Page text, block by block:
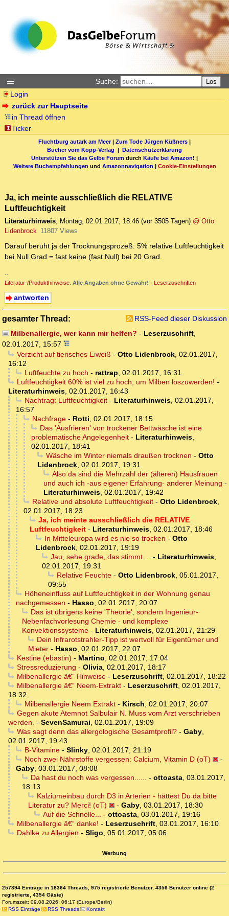
Suche: Los
Login
zurück zur Hauptseite
in Thread öffnen
Ticker
Fluchtburg autark am Meer| Zum Tode Jürgen Küßners |
Bücher vom Kopp-Verlag | Datenschutzerklärung
Unterstützen Sie das Gelbe Forum durch Käufe bei Amazon! |
Weitere Buchempfehlungen und Amazonnavigation | Cookie-Einstellungen
Ja, ich meinte ausschließlich die RELATIVE
Luftfeuchtigkeit
Literaturhinweis, Montag, 02.01.2017, 18:46 (vor 3505 Tagen) @ Otto
Lidenbrock 11807 Views
Darauf beruht ja der Trocknungsprozeß: 5% relative Luftfeuchtigkeit
bei Null Grad = fast keine (fast Null) bei 20 Grad.
--
Literatur-/Produkthinweise. Alle Angaben ohne Gewähr! - Leserzuschriften
antworten
gesamter Thread:
RSS-Feed dieser Diskussion
Milbenallergie, wer kann mir helfen? - Leserzuschrift,
02.01.2017, 15:57
Verzicht auf tierisches Eiweiß - Otto Lidenbrock, 02.01.2017,
16:12
Luftfeuchte zu hoch - rattrap, 02.01.2017, 16:31
Luftfeuchtigkeit 60% ist viel zu hoch, um Milben loszuwerden! -
Literaturhinweis, 02.01.2017, 16:43
Nachtrag: Luftfeuchtigkeit- Literaturhinweis, 02.01.2017,
16:57
Nachfrage- Rotti, 02.01.2017, 18:15
Das 'Ausfrieren' von trockener Bettwäsche ist eine
problematische Angelegenheit - Literaturhinweis,
02.01.2017, 18:41
Wäsche im Winter niemals draußen trocknen - Otto
Lidenbrock, 02.01.2017, 19:31
Also da sind die Mehrzahl der (älteren) Hausfrauen
und auch ich -aus eigener Erfahrung- anderer Meinung -
Literaturhinweis, 02.01.2017, 19:42
Relative und absolute Luftfeuchtigkeit- Otto Lidenbrock,
02.01.2017, 18:23
Ja, ich meinte ausschließlich die RELATIVE
Luftfeuchtigkeit - Literaturhinweis, 02.01.2017, 18:46
In Mitteleuropa wird es nie so trocken - Otto
Lidenbrock, 02.01.2017, 19:19
Jau, sehe grade, das stimmt ... - Literaturhinweis,
02.01.2017, 19:31
Relative Feuchte- Otto Lidenbrock, 05.01.2017,
09:55
Höheneinfluss auf Luftfeuchtigkeit in der Wohnung genau
nachgemessen - Hasso, 02.01.2017, 20:07
Das ist übrigens keine 'Theorie', sondern Ingenieur-
Nebenfachvorlesung Chemie - und komplexe
Konvektionssysteme - Literaturhinweis, 02.01.2017, 21:29
Dein Infrarotstrahler-Tipp ist wertvoll für Eigentümer und
Mieter - Hasso, 02.01.2017, 22:07
Kestine (ebastin) - Martino, 02.01.2017, 17:04
Stressreduzierung - Olivia, 02.01.2017, 18:17
Milbenallergie â€“ Hinweise- Leserzuschrift, 02.01.2017, 18:22
Milbenallergie â€“ Neem-Extrakt- Leserzuschrift, 02.01.2017,
18:32
Milbenallergie Neem Extrakt- Kirsch, 02.01.2017, 20:07
Gegen akute Atemnot Salbulair N. Muss vom Arzt verschrieben
werden. - SevenSamurai, 02.01.2017, 19:09
Was sagt denn das allergologische Gesamtprofil?- Gaby,
02.01.2017, 19:43
B-Vitamine- Slinky, 02.01.2017, 21:19
Noch zwei Nährstoffe vergessen: Calcium, Vitamin D (oT)
-
Gaby, 03.01.2017, 08:08
Da hast du noch was vergessen...... - ottoasta, 03.01.2017,
18:13
Kalziumeinbau durch D3 in Arterien - hättest Du da bitte
Literatur zu? Merci! (oT)
- Gaby, 03.01.2017, 18:30
Auf die Schnelle... - ottoasta, 03.01.2017, 19:16
Milbenallergie â€“ danke! - Leserzuschrift, 03.01.2017, 16:10
Dahlke zu Allergien - Sligo, 05.01.2017, 05:06
Werbung
257394 Einträge in 18364 Threads, 975 registrierte Benutzer, 4356 Benutzer online (2
registrierte, 4354 Gäste)
Forumszeit: 09.08.2026, 06:17 (Europe/Berlin)
RSS Einträge
RSS Threads Kontakt